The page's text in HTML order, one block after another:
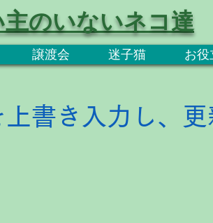
譲渡会 迷子猫 お役
のいないネコ達
書き入力し、更